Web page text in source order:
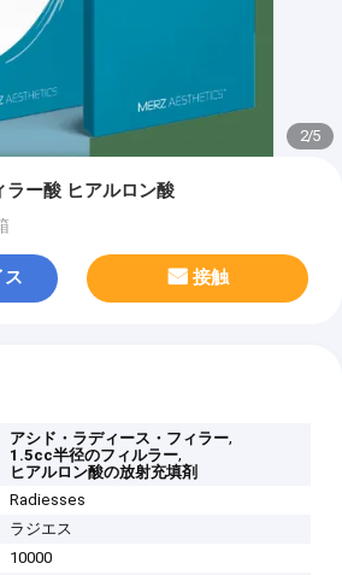
2/5
ー酸 ヒアルロン酸
ス 接触
アシド・ラディース・フィラー,
1.5cc半径のフィルラー,
ヒアルロン酸の放射充填剤
Radiesses
ラジエス
10000